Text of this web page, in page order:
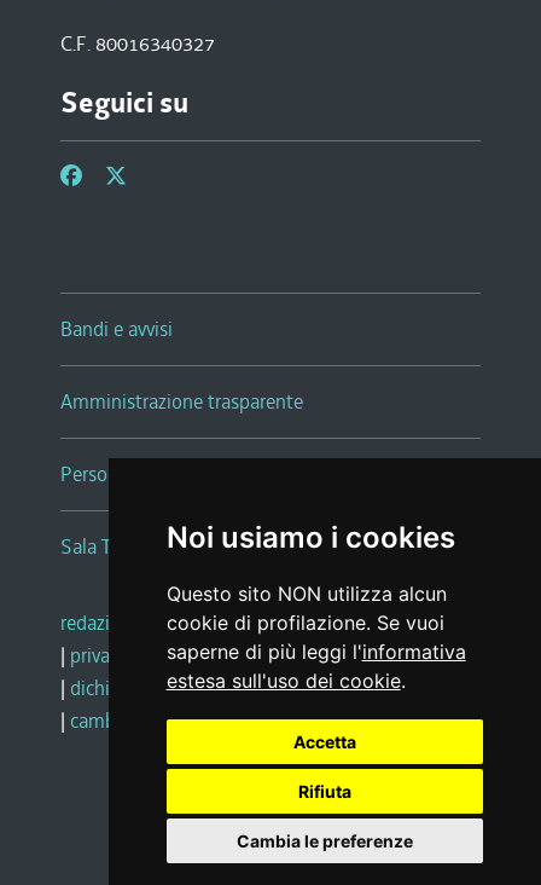
Noi usiamo i cookies
Questo sito NON utilizza alcun
cookie di profilazione. Se vuoi
saperne di più leggi l'informativa
estesa sull'uso dei cookie.
Accetta
Rifiuta
Cambia le preferenze
C.F. 80016340327
Seguici su
Bandi e avvisi
Amministrazione trasparente
Persone e Uffici
Sala Tiziano Tessitori
redazione web |note legali |glossario
| privacy
social media policy
| dichiarazione di accessibilità |feedback
| cambio preferenze cookie
Realizzato da